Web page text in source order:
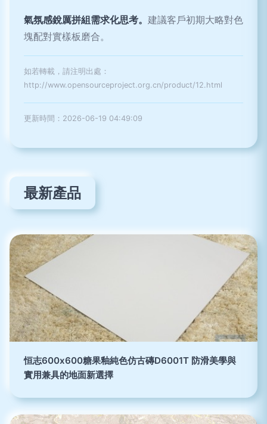
氣氛感銳厲拼組需求化思考。 建議客戶初期大略對色
塊配對實樣板磨合。
如若轉載，請注明出處：
http://www.opensourceproject.org.cn/product/12.html
更新時間：2026-06-19 04:49:09
最新產品
恒志600x600糖果釉純色仿古磚D6001T 防滑美學與
實用兼具的地面新選擇